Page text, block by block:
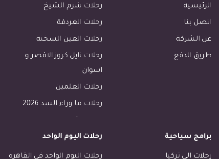
الرئيسية
اتصل بنا
عن الشركة
طريق الدفع
رحلات شرم الشيخ
رحلات الغردقة
رحلات العين السخنة
رحلات نايل كروز الاقصر و
اسوان
رحلات العلمين
رحلات ما وراء السد 2026
رحلات طابا
رحلات دهب
برامج سياحية
رحلات الي تركيا
رحلات اليوم الواحد
رحلات اليوم الواحد في القاهرة